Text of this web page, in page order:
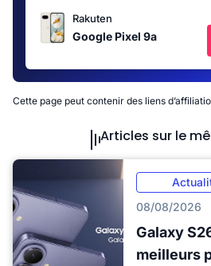
Rakuten
Google Pixel 9a
Cette page peut contenir des liens
Articles sur le
08/08/2026
Galaxy
meilleurs